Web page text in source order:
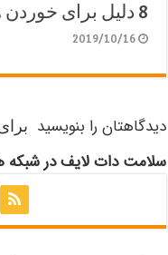
8 دلیل برای خوردن هلو
2019/10/16
دیدگاهتان را بنویسید
سلامت دات لایف در شبکه